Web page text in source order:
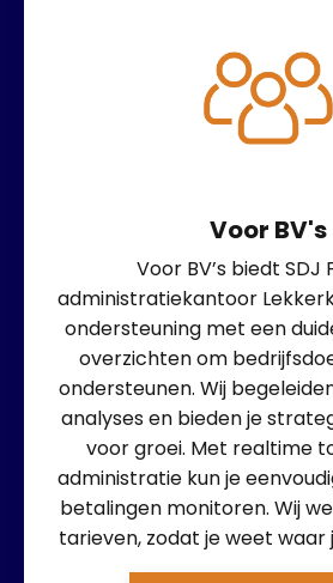
Voor BV's
Voor BV’s biedt SDJ
administratiekantoor
ondersteuning met een
overzichten om
ondersteunen. Wij
analyses en bieden je
voor groei. Met realtime
administratie kun je
betalingen monitoren. Wij
tarieven, zodat je weet waar